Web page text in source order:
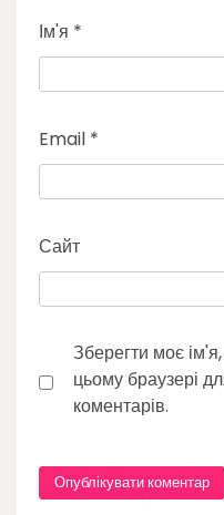
Ім'я *
Email *
Сайт
Зберегти моє
цьому браузері
коментарів.